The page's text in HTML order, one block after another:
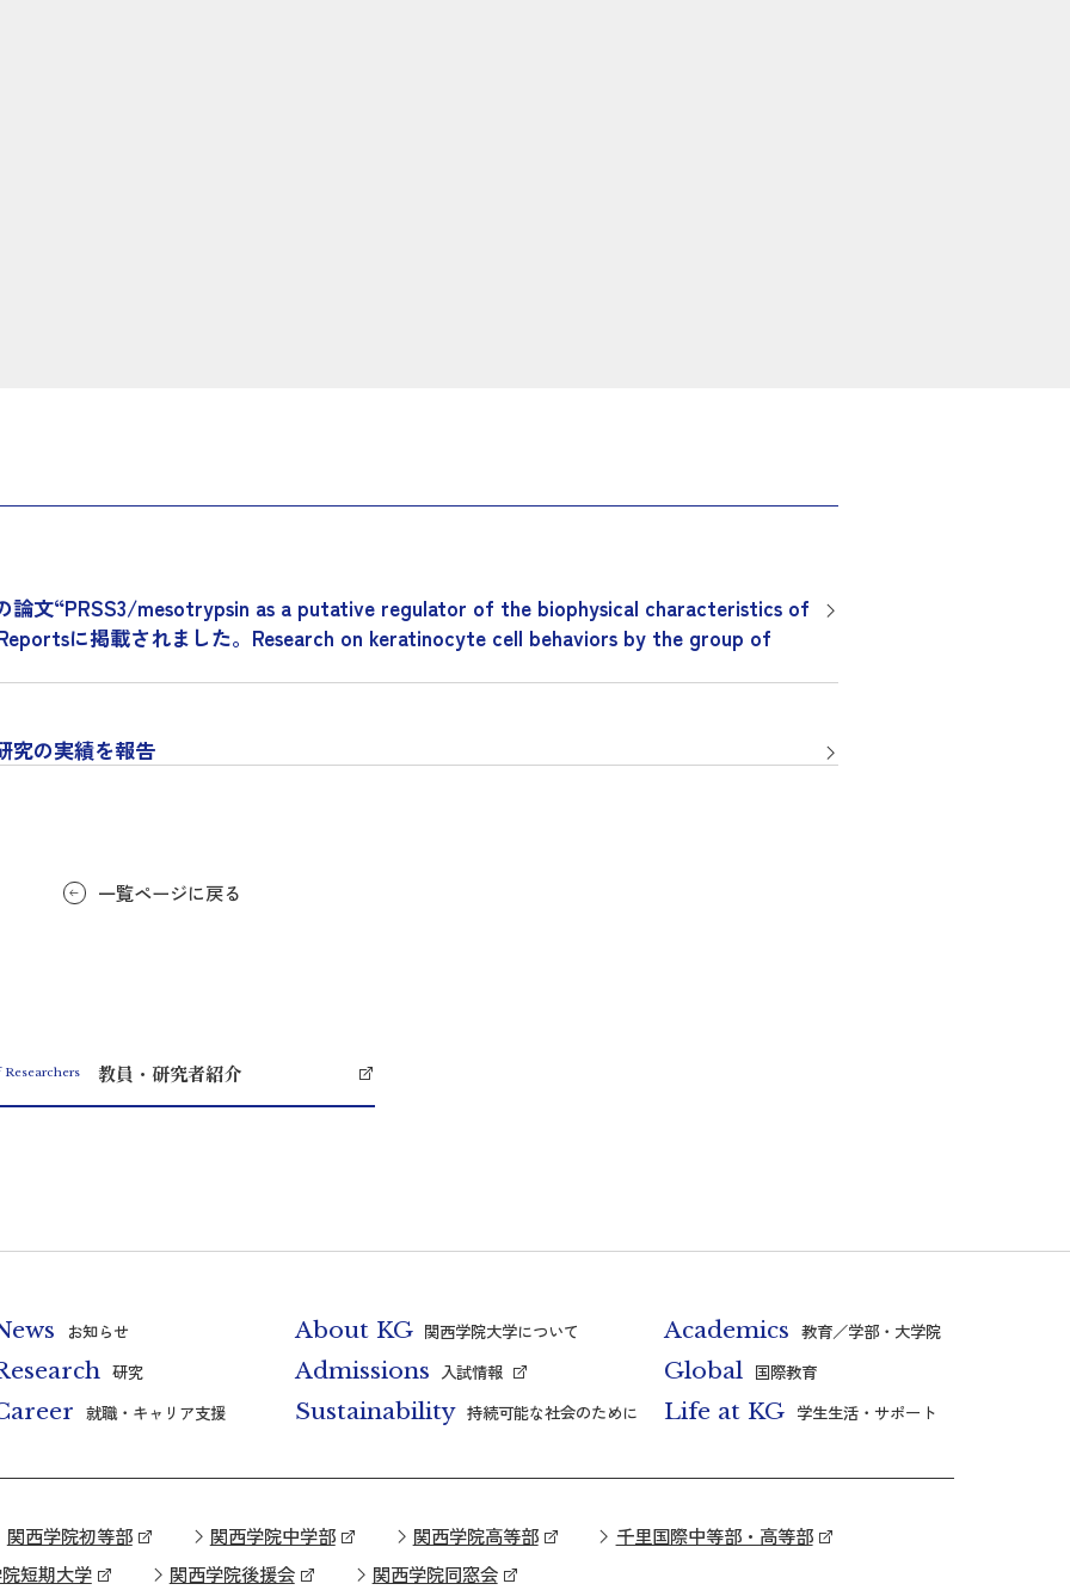
論文“PRSS3/mesotrypsin as a putative regulator of the biophysical characteristics of
に掲載されました。Research on keratinocyte cell behaviors by the group of
究の実績を報告
一覧ページに戻る
Researchers 教員・研究者紹介
お知らせ About KG 関西学院大学について Academics 教育／学部・大学院
研究 Admissions 入試情報 Global 国際教育
就職・キャリア支援 Sustainability 持続可能な社会のために Life at KG 学生生活・サポート
関西学院初等部 関西学院中学部 関西学院高等部
千里国際中等部・高等部
短期大学
関西学院後援会 関西学院同窓会